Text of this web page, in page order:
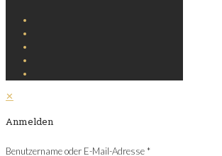
✕
Anmelden
Benutzername oder E-Mail-Adresse*